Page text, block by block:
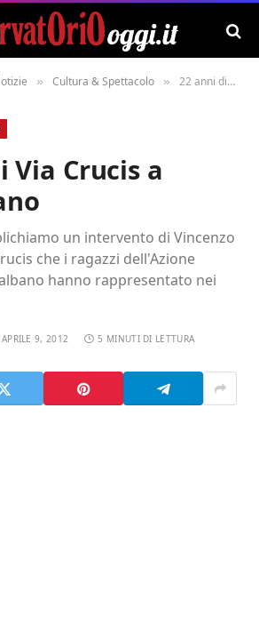
» Cultura & Spettacolo » 22 anni di Via Crucis a Montalbano
Via Crucis a
un intervento di Vincenzo
che i ragazzi dell'Azione
hanno rappresentato nei
APRILE 9, 2012 5 MINUTI DI LETTURA